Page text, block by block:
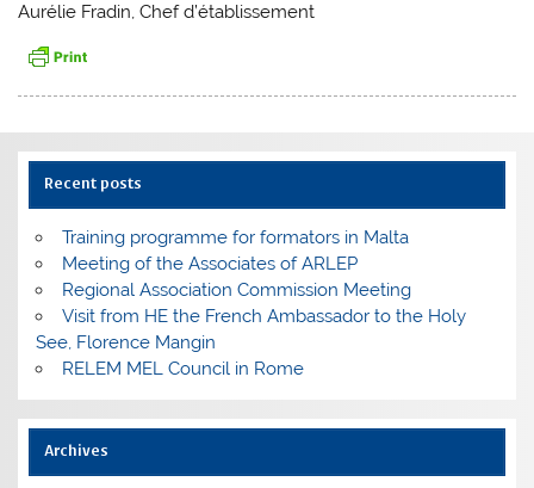
Aurélie Fradin, Chef d’établissement
Recent posts
Training programme for formators in Malta
Meeting of the Associates of ARLEP
Regional Association Commission Meeting
Visit from HE the French Ambassador to the Holy
See, Florence Mangin
RELEM MEL Council in Rome
Archives